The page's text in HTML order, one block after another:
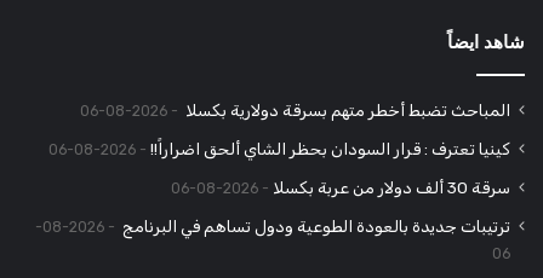
شاهد ايضاً
المباحث تضبط أخطر متهم بسرقة دولارية بكسلا 2026-08-06
كينيا تعترف : قرار السودان بحظر الشاي ألحق اضراراً!! 2026-08-06
سرقة 30 ألف دولار من عربة بكسلا 2026-08-06
ترتيبات جديدة بالعودة الطوعية ودول تساهم في البرنامج
2026-08-
06